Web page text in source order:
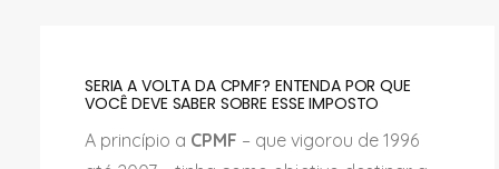
SERIA A VOLTA DA CPMF? ENTENDA POR QUE
VOCÊ DEVE SABER SOBRE ESSE IMPOSTO
A princípio a CPMF – que vigorou de 1996